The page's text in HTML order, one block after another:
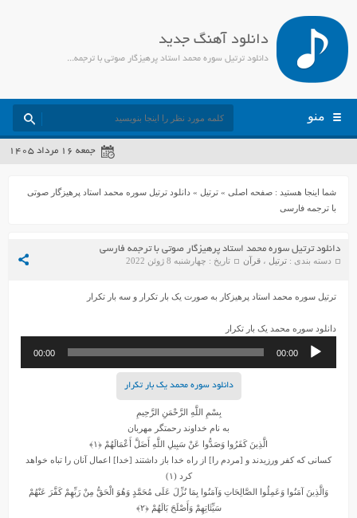
دانلود آهنگ جدید
دانلود ترتیل سوره محمد استاد پرهیزگار صوتی با ترجمه فارسی - جمیل مدیا
منو
جمعه ۱۶ مرداد ۱۴۰۵
شما اینجا هستید :صفحه اصلی »ترتیل »دانلود ترتیل سوره محمد استاد پرهیزگار صوتی
با ترجمه فارسی
دانلود ترتیل سوره محمد استاد پرهیزگار صوتی با ترجمه فارسی
دسته بندی :ترتیل ،قرآن تاریخ : چهارشنبه 8 ژوئن 2022
ترتیل سوره محمد استاد پرهیزکار به صورت یک بار تکرار و سه بار تکرار
دانلود سوره محمد یک بار تکرار
پخش‌کننده
00:00
00:00
دانلود سوره محمد یک بار تکرار
بِسْمِ اللَّهِ الرَّحْمَنِ الرَّحِیمِ
به نام خداوند رحمتگر مهربان
الَّذِینَ کَفَرُوا وَصَدُّوا عَنْ سَبِیلِ اللَّهِ أَضَلَّ أَعْمَالَهُمْ ﴿۱﴾
کسانى که کفر ورزیدند و [مردم را] از راه خدا باز داشتند [خدا] اعمال آنان را تباه خواهد
کرد (۱)
وَالَّذِینَ آمَنُوا وَعَمِلُوا الصَّالِحَاتِ وَآمَنُوا بِمَا نُزِّلَ عَلَى مُحَمَّدٍ وَهُوَ الْحَقُّ مِنْ رَبِّهِمْ کَفَّرَ عَنْهُمْ
سَیِّئَاتِهِمْ وَأَصْلَحَ بَالَهُمْ﴿۲﴾